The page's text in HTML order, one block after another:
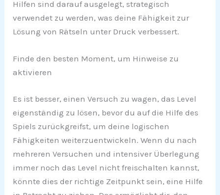
Hilfen sind darauf ausgelegt, strategisch
verwendet zu werden, was deine Fähigkeit zur
Lösung von Rätseln unter Druck verbessert.
Finde den besten Moment, um Hinweise zu
aktivieren
Es ist besser, einen Versuch zu wagen, das Level
eigenständig zu lösen, bevor du auf die Hilfe des
Spiels zurückgreifst, um deine logischen
Fähigkeiten weiterzuentwickeln. Wenn du nach
mehreren Versuchen und intensiver Überlegung
immer noch das Level nicht freischalten kannst,
könnte dies der richtige Zeitpunkt sein, eine Hilfe